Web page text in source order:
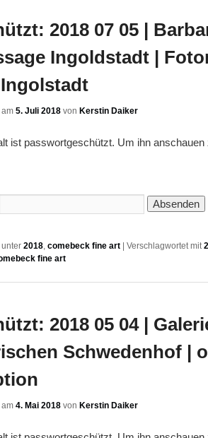
2018 07 05 |
Ingoldstadt |
am 5. Juli 2018 von Kerstin Daiker
ist passwortgeschützt. Um ihn
unter 2018, comebeck fine art Verschlagwortet mit
fine art
2018 05 04 |
Schwedenhof |
am 4. Mai 2018 von Kerstin Daiker